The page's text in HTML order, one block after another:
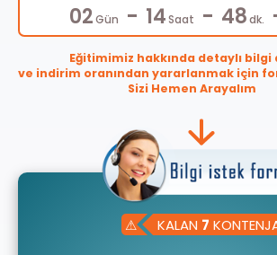
02Gün - 14Saat - 48dk.
Eğitimimiz hakkında detaylı bilgi
ve indirim oranından yararlanmak için
Sizi Hemen Arayalım
⚠ KALAN 7